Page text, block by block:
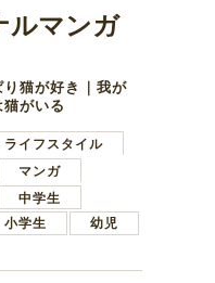
ルマンガ
り猫が好き｜我が
がいる
ライフスタイル
マンガ
中学生
小学生
幼児